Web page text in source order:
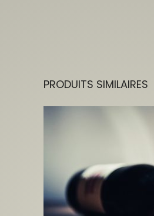
PRODUITS SIMILAIRES